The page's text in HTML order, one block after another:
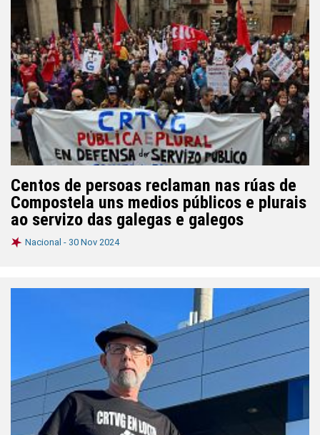
Centos de persoas reclaman nas rúas de
Compostela uns medios públicos e plurais
ao servizo das galegas e galegos
Nacional - 30 Nov 2024